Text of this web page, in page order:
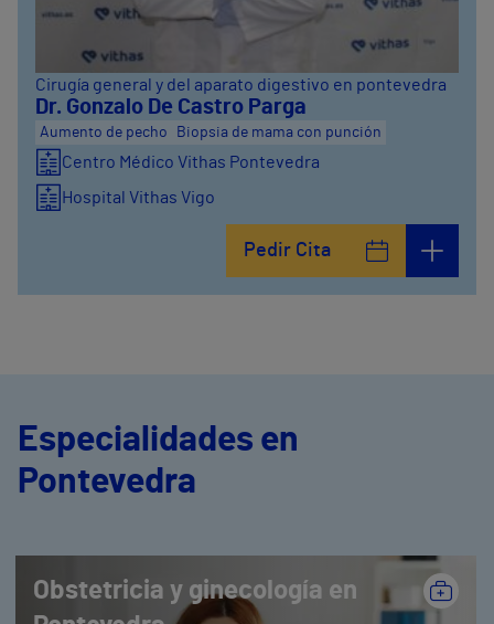
Cirugía general y del aparato digestivo en pontevedra
Dr. Gonzalo De Castro Parga
Aumento de pecho Biopsia de mama con punción
Centro Médico Vithas Pontevedra
Hospital Vithas Vigo
Pedir Cita
Especialidades en
Pontevedra
Obstetricia y ginecología en